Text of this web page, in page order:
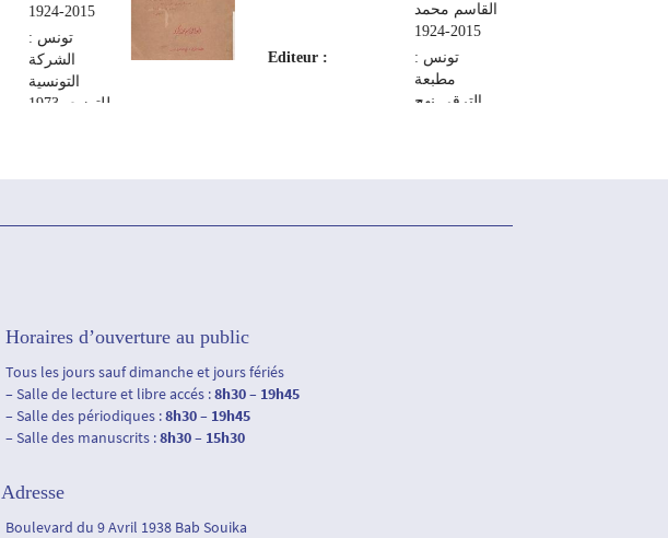
2015-1924
تونس :
الشركة
التونسية
للتوزيع، 1973
القاسم محمد
2015-1924
Editeur :
تونس :
مطبعة
الترقي نهج
Horaires d’ouverture au public
Tous les jours sauf dimanche et jours fériés
– Salle de lecture et libre accés :8h30 – 19h45
– Salle des périodiques :8h30 – 19h45
– Salle des manuscrits :8h30 – 15h30
Adresse
Boulevard du 9 Avril 1938 Bab Souika